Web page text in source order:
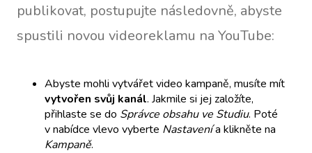
publikovat, postupujte následovně, abyste
spustili novou videoreklamu na YouTube:
Abyste mohli vytvářet video kampaně, musíte mít
vytvořen svůj kanál. Jakmile si jej založíte,
přihlaste se do Správce obsahu ve Studiu. Poté
v nabídce vlevo vyberte Nastavenía klikněte na
Kampaně.